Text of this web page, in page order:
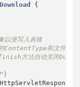
{
以便写入表格
ContentType和文件名，
方法自动关闭